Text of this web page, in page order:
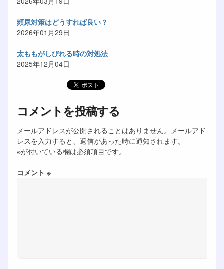
頻尿対策はどうすれば良い？
2026年01月29日
太ももがしびれる時の対処法
2025年12月04日
コメントを投稿する
メールアドレスが公開されることはありません。メールアド
レスを入力すると、返信があった時に通知されます。
※が付いている欄は必須項目です。
コメント ※